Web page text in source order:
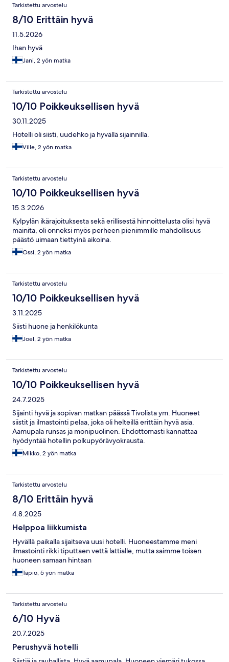
Tarkistettu arvostelu
8/10 Erittäin hyvä
11.5.2026
Ihan hyvä
Jani, 2 yön matka
Tarkistettu arvostelu
10/10 Poikkeuksellisen hyvä
30.11.2025
Hotelli oli siisti, uudehko ja hyvällä sijainnilla.
Ville, 2 yön matka
Tarkistettu arvostelu
10/10 Poikkeuksellisen hyvä
15.3.2026
Kylpylän ikärajoituksesta sekä erillisestä hinnoittelusta olisi hyvä
mainita, oli onneksi myös perheen pienimmille mahdollisuus
päästö uimaan tiettyinä aikoina.
Ossi, 2 yön matka
Tarkistettu arvostelu
10/10 Poikkeuksellisen hyvä
3.11.2025
Siisti huone ja henkilökunta
Joel, 2 yön matka
Tarkistettu arvostelu
10/10 Poikkeuksellisen hyvä
24.7.2025
Sijainti hyvä ja sopivan matkan päässä Tivolista ym. Huoneet
siistit ja ilmastointi pelaa, joka oli helteillä erittäin hyvä asia.
Aamupala runsas ja monipuolinen. Ehdottomasti kannattaa
hyödyntää hotellin polkupyörävyokrausta.
Mikko, 2 yön matka
Tarkistettu arvostelu
8/10 Erittäin hyvä
4.8.2025
Helppoa liikkumista
Hyvällä paikalla sijaitseva uusi hotelli. Huoneestamme meni
ilmastointi rikki tiputtaen vettä lattialle, mutta saimme toisen
huoneen samaan hintaan
Tapio, 5 yön matka
Tarkistettu arvostelu
6/10 Hyvä
20.7.2025
Perushyvä hotelli